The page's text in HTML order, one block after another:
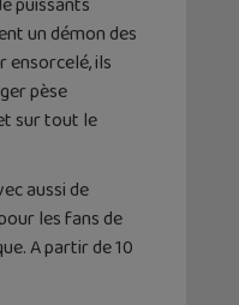
un démon des
ensorcelé, ils
pèse
sur tout le
aussi de
les fans de
A partir de 10